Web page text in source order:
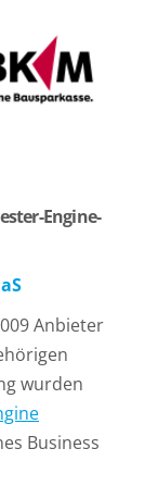
Engine-
Anbieter
wurden
Business